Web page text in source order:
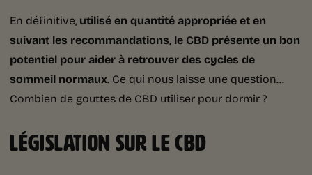
En définitive, utilisé en quantité appropriée et en
suivant les recommandations, le CBD présente un bon
potentiel pour aider à retrouver des cycles de
sommeil normaux. Ce qui nous laisse une question…
Combien de gouttes de CBD utiliser pour dormir ?
LÉGISLATION SUR LE CBD